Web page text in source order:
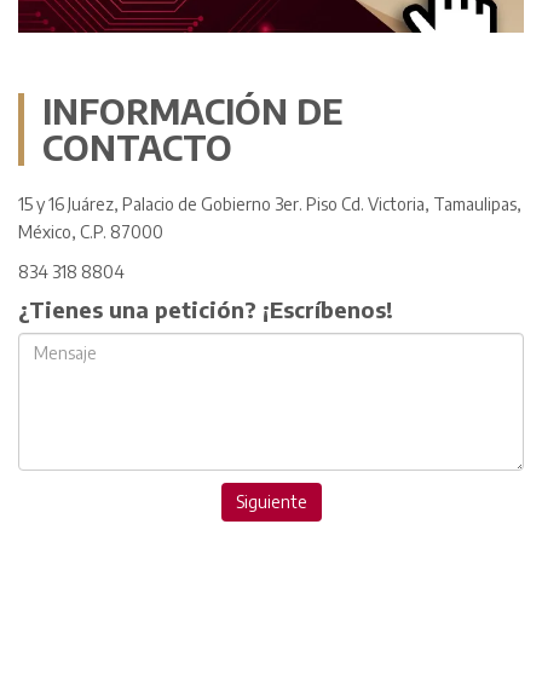
INFORMACIÓN DE
CONTACTO
15 y 16 Juárez, Palacio de Gobierno 3er. Piso Cd. Victoria, Tamaulipas,
México, C.P. 87000
834 318 8804
¿Tienes una petición? ¡Escríbenos!